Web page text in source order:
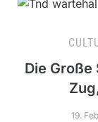
Die Große
19.